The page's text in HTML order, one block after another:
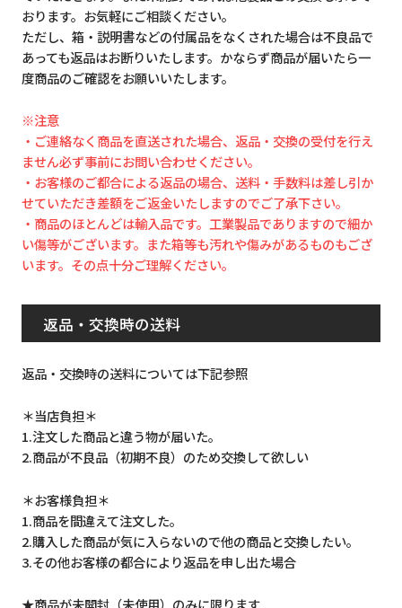
おります。お気軽にご相談ください。
ただし、箱・説明書などの付属品をなくされた場合は不良品で
あっても返品はお断りいたします。かならず商品が届いたら一
度商品のご確認をお願いいたします。
※注意
・ご連絡なく商品を直送された場合、返品・交換の受付を行え
ません必ず事前にお問い合わせください。
・お客様のご都合による返品の場合、送料・手数料は差し引か
せていただき差額をご返金いたしますのでご了承下さい。
・商品のほとんどは輸入品です。工業製品でありますので細か
い傷等がございます。また箱等も汚れや傷みがあるものもござ
います。その点十分ご理解ください。
返品・交換時の送料
返品・交換時の送料については下記参照
＊当店負担＊
1.注文した商品と違う物が届いた。
2.商品が不良品（初期不良）のため交換して欲しい
＊お客様負担＊
1.商品を間違えて注文した。
2.購入した商品が気に入らないので他の商品と交換したい。
3.その他お客様の都合により返品を申し出た場合
★商品が未開封（未使用）のみに限ります